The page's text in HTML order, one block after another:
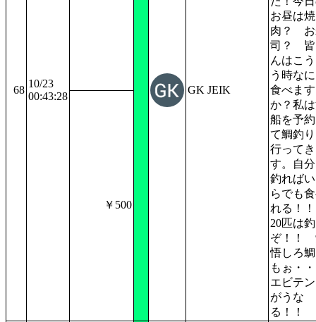
68
10/23
00:43:28
GK JEIK
お昼は焼
肉？ お
司？ 皆
んはこ
う時な
食べます
か？私
船を予
て鯛釣
行って
す。自
釣れば
らでも
れる！
20匹は
ぞ！！
悟しろ
もぉ・
エビテ
がうな
る！！
￥500